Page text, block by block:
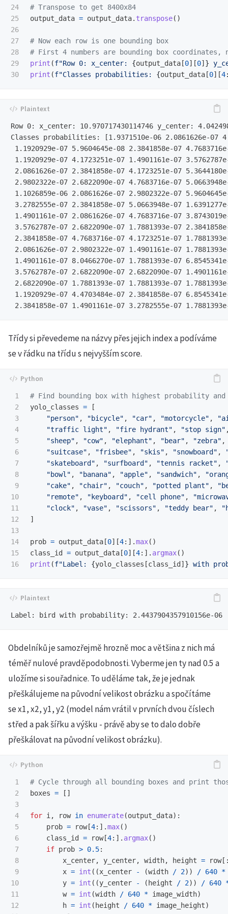
24
25
26
27
28
29
output_data = output_data. transpose()
# Now each row is one bounding box
print (f"Row 0: x_center: {output_data [0][0] }
print (f"Classes probabilities: {output_data [0][4
Row 0: x_center: 10.970717430114746 y_center:
Classes probabilities: [1.9371510e-06 2.0861626e-07
1.1920929e-07 5.9604645e-08 2.3841858e-07
1.1920929e-07 4.1723251e-07 1.4901161e-07
2.0861626e-07 2.3841858e-07 4.1723251e-07
2.9802322e-07 2.6822090e-07 4.7683716e-07
1.1026859e-06 2.0861626e-07 2.9802322e-07
3.2782555e-07 2.3841858e-07 5.0663948e-07
1.4901161e-07 2.0861626e-07 4.7683716e-07
3.5762787e-07 2.6822090e-07 1.7881393e-07
2.3841858e-07 4.7683716e-07 4.1723251e-07
2.0861626e-07 2.9802322e-07 1.4901161e-07
1.4901161e-07 8.0466270e-07 1.7881393e-07
3.5762787e-07 2.6822090e-07 2.6822090e-07
2.6822090e-07 1.7881393e-07 1.7881393e-07
1.1920929e-07 4.4703484e-07 2.3841858e-07
Třídy si převedeme na názvy přes jejich index a podíváme
se v řádku na třídu s nejvyšším score.
1
2
3
4
5
6
7
8
9
10
11
12
13
14
15
yolo_classes =
[
"person" , "bicycle" , "car" , "motorcycle" , "
"traffic light" , "fire hydrant" , "stop sign"
"sheep" , "cow" , "elephant" , "bear" , "zebra" ,
"suitcase" , "frisbee" , "skis" , "snowboard " ,
"skateboard " , "surfboard " , "tennis racket" ,
"bowl " , "banana" , "apple" , "sandwich" , "
"cake" , "chair" , "couch" , "potted plant" , "
"remote" , " keyboard " , "cell phone" , "
"clock" , "vase" , "scissors" , "teddy bear" , "
]
prob = output_data [0][4:].max()
class_id
= output_data [0][4:]. argmax()
print (f"Label: {yolo_classes [class_id ] } with
Obdelníků je samozřejmě hrozně moc a většina z nich má
téměř nulové pravděpodobnosti. Vyberme jen ty nad 0.5 a
uložíme si souřadnice. To uděláme tak, že je jednak
přeškálujeme na původní velikost obrázku a spočítáme
se x1, x2, y1, y2 (model nám vrátil v prvních dvou číslech
střed a pak šířku a výšku - právě aby se to dalo dobře
přeškálovat na původní velikost obrázku).
1
2
3
4
5
6
7
8
9
10
11
12
boxes = []
for i, row in enumerate(output_data):
prob = row[4:].max()
class_id
= row[4:]. argmax()
if prob > 0.5:
x_center, y_center, width, height = row
x = int ((x_center - (width / 2)) / 640 *
y = int ((y_center - ( height / 2)) / 640
w = int (width / 640 * image_width)
h = int ( height / 640 * image_height)